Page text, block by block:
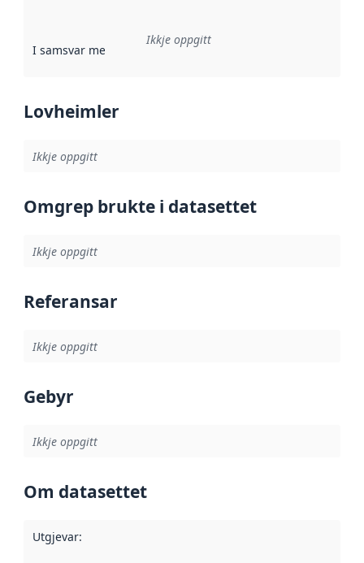
I samsvar med Referanse til ei implementeringsregel eller
Ikkje oppgitt
Lovheimler
Ikkje oppgitt
Omgrep brukte i datasettet
Ikkje oppgitt
Referansar
Ikkje oppgitt
Gebyr
Ikkje oppgitt
Om datasettet
Utgjevar: